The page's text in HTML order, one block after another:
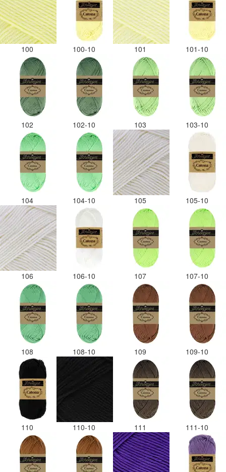
100 100-10 101 101-10
102 102-10 103 103-10
104 104-10 105 105-10
106 106-10 107 107-10
108 108-10 109 109-10
110 110-10 111 111-10